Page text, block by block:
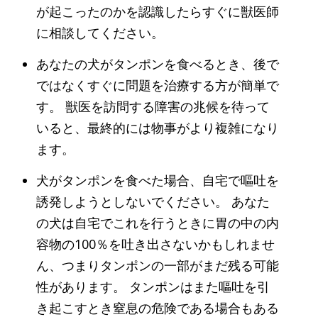
が起こったのかを認識したらすぐに獣医師
に相談してください。
あなたの犬がタンポンを食べるとき、後で
ではなくすぐに問題を治療する方が簡単で
す。 獣医を訪問する障害の兆候を待って
いると、最終的には物事がより複雑になり
ます。
犬がタンポンを食べた場合、自宅で嘔吐を
誘発しようとしないでください。 あなた
の犬は自宅でこれを行うときに胃の中の内
容物の100％を吐き出さないかもしれませ
ん、つまりタンポンの一部がまだ残る可能
性があります。 タンポンはまた嘔吐を引
き起こすとき窒息の危険である場合もある